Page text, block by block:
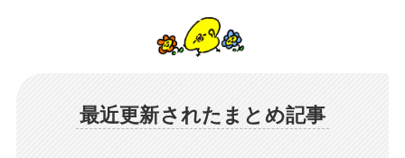
最近更新されたまとめ記事